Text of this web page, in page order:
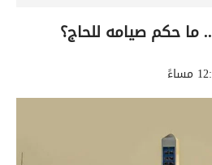
حكم صيامه للحاج؟